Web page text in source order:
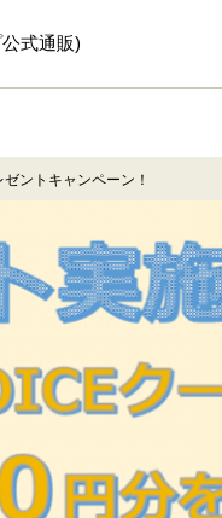
式通販)
ントキャンペーン！